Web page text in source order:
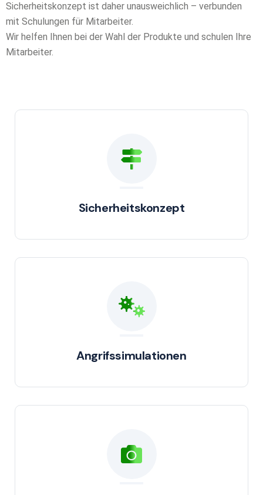
Sicherheitskonzept ist daher unausweichlich – verbunden
mit Schulungen für Mitarbeiter.
Wir helfen Ihnen bei der Wahl der Produkte und schulen Ihre
Mitarbeiter.
Sicherheitskonzept
Angrifssimulationen